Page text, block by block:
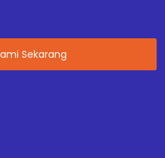
Sekarang